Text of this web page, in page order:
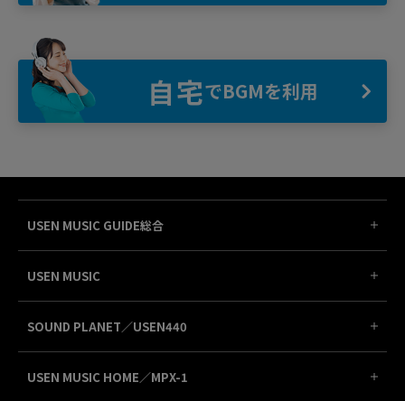
自宅でBGMを利用
USEN MUSIC GUIDE総合
USEN MUSIC
SOUND PLANET／USEN440
USEN MUSIC HOME／MPX-1